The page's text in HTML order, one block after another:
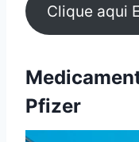
Clique aqui
Pfizer